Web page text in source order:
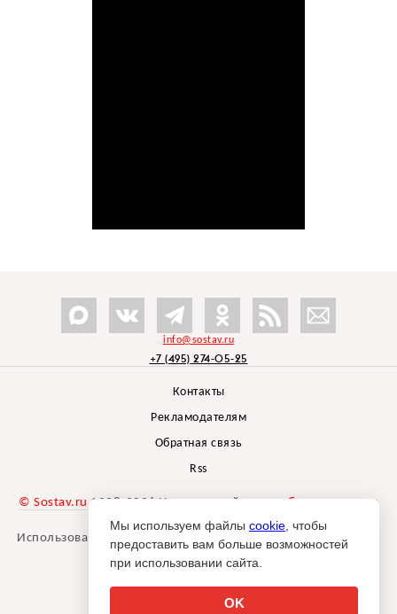
info@sostav.ru
+7 (495) 274-05-25
Контакты
Рекламодателям
Обратная связь
Rss
© Sostav.ru 1998-2026 Независимый проектбрендингового
агентства Depot
Использование материалов Sostav.ru допустимо только при
указании источника.
Мы используем файлы cookie , чтобы
предоставить вам больше возможностей
при использовании сайта.
OK